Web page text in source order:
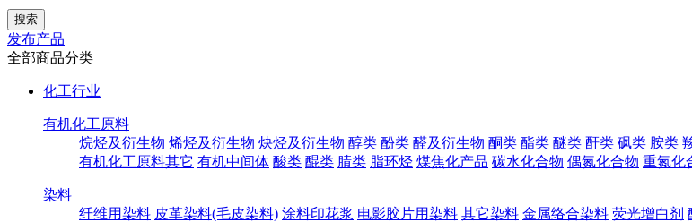
发布产品
全部商品分类
化工行业
有机化工原料
烷烃及衍生物 烯烃及衍生物 炔烃及衍生物 醇类 酚类 醛及衍生物 酮类 酯类 醚类 酐类 砜类 胺类
有机化工原料其它 有机中间体 酸类 醌类 腈类 脂环烃 煤焦化产品 碳水化合物 偶氮化合物 重氮化
染料
纤维用染料 皮革染料(毛皮染料) 涂料印花浆 电影胶片用染料 其它染料 金属络合染料 荧光增白剂